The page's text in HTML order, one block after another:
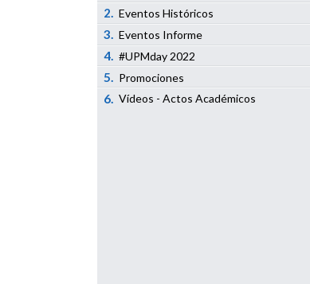
2. Eventos Históricos
3. Eventos Informe
4. #UPMday 2022
5. Promociones
6. Vídeos - Actos Académicos